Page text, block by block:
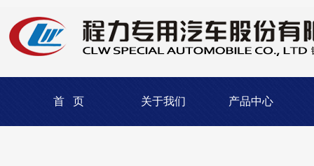
首 页 关于我们 产品中心